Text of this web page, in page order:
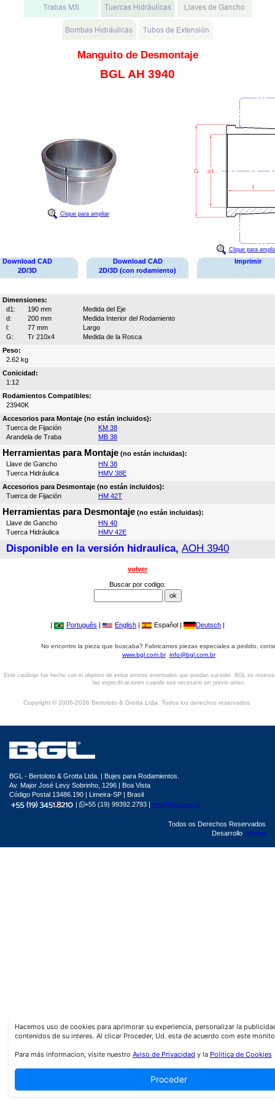
Manguito de Desmontaje
BGL AH 3940
Clique para ampliar
Clique para
Download CAD
2D/3D
Download CAD
2D/3D (con rodamiento)
Imprimir
Dimensiones:
d1:
190 mm
Medida del Eje
d:
200 mm
Medida Interior del Rodamiento
l:
77 mm
Largo
G:
Tr 210x4
Medida de la Rosca
Peso:
2.62 kg
Conicidad:
1:12
Rodamientos Compatibles:
23940K
Accesorios para Montaje (no están incluidos):
Tuerca de Fijación
KM 38
Arandela de Traba
MB 38
Herramientas para Montaje (no están incluidas):
Llave de Gancho
HN 38
Tuerca Hidráulica
HMV 38E
Accesorios para Desmontaje (no están incluidos):
Tuerca de Fijación
HM 42T
Herramientas para Desmontaje (no están incluidas):
Llave de Gancho
HN 40
Tuerca Hidráulica
HMV 42E
Disponible en la versión hidraulica, AOH 3940
volver
Buscar por codigo:
| Português | English | Español | Deutsch |
No encontro la pieza que buscaba? Fabricamos piezas especiales a pedido,
www.bgl.com.br info@bgl.com.br
Este catálogo fue hecho con el objetivo de evitar errores eventuales que puedan suceder. BGL se
las especificaciones cuando sea necesario sin previo aviso.
Copyright © 2006-2026 Bertoloto & Grotta Ltda. Todos los derechos reservados.
Hacemos uso de cookies para aprimorar su experiencia, personalizar la
contenidos de su interes. Al clicar Proceder, Ud. esta de acuerdo com este
Para más informacion, visite nuestro Aviso de Privacidad y la Politica de Cookies
Proceder
BGL - Bertoloto & Grotta Ltda. | Bujes para Rodamientos.
Av. Major José Levy Sobrinho, 1296 | Boa Vista
Código Postal 13486.190 | Limeira-SP | Brasil
|
+55 (19) 99392.2793 | info@bgl.com.br
Todos os Derechos Reservados
Desarrollo Sphera